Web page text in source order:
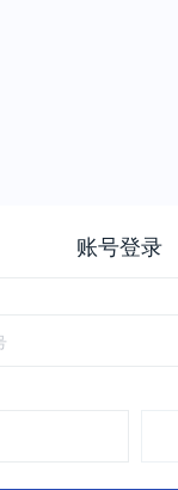
账号登录